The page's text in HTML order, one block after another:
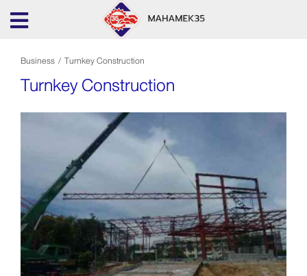
Business / Turnkey Construction
Turnkey Construction